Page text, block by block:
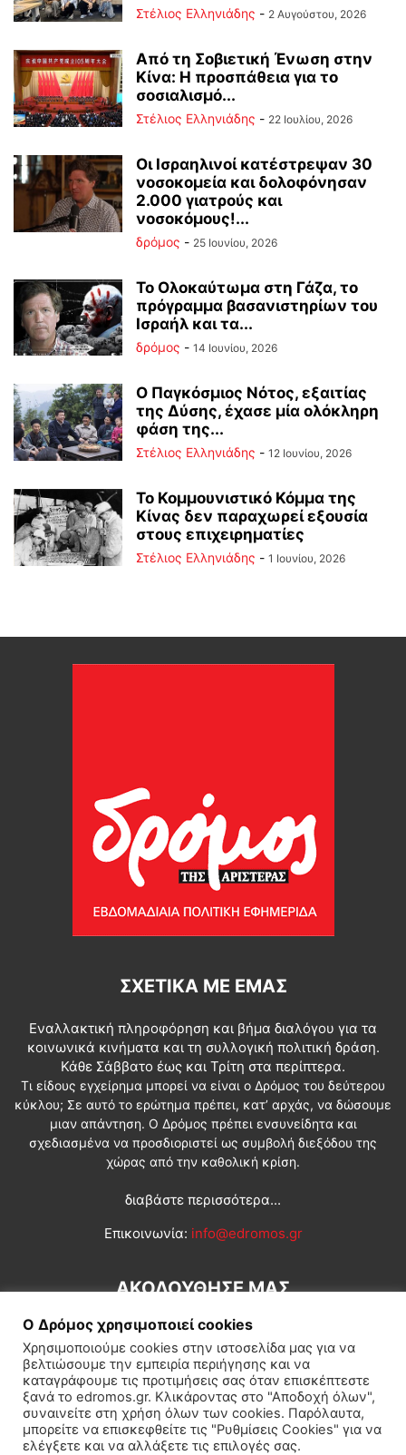
Στέλιος Ελληνιάδης - 2 Αυγούστου, 2026
Από τη Σοβιετική Ένωση στην
Κίνα: Η προσπάθεια για το
σοσιαλισμό...
Στέλιος Ελληνιάδης - 22 Ιουλίου, 2026
Οι Ισραηλινοί κατέστρεψαν 30
νοσοκομεία και δολοφόνησαν
2.000 γιατρούς και
νοσοκόμους!...
δρόμος - 25 Ιουνίου, 2026
Το Ολοκαύτωμα στη Γάζα, το
πρόγραμμα βασανιστηρίων του
Ισραήλ και τα...
δρόμος - 14 Ιουνίου, 2026
Ο Παγκόσμιος Νότος, εξαιτίας
της Δύσης, έχασε μία ολόκληρη
φάση της...
Στέλιος Ελληνιάδης - 12 Ιουνίου, 2026
Το Κομμουνιστικό Κόμμα της
Κίνας δεν παραχωρεί εξουσία
στους επιχειρηματίες
Στέλιος Ελληνιάδης - 1 Ιουνίου, 2026
ΣΧΕΤΙΚΆ ΜΕ ΕΜΆΣ
Εναλλακτική πληροφόρηση και βήμα διαλόγου για τα
κοινωνικά κινήματα και τη συλλογική πολιτική δράση.
Κάθε Σάββατο έως και Τρίτη στα περίπτερα.
Τι είδους εγχείρημα μπορεί να είναι ο Δρόμος του δεύτερου
κύκλου; Σε αυτό το ερώτημα πρέπει, κατ’ αρχάς, να δώσουμε
μιαν απάντηση. Ο Δρόμος πρέπει ενσυνείδητα και
σχεδιασμένα να προσδιοριστεί ως συμβολή διεξόδου της
χώρας από την καθολική κρίση.
διαβάστε περισσότερα...
Επικοινωνία: info@edromos.gr
ΑΚΟΛΟΥΘΗΣΕ ΜΑΣ
Εγγραφή συνδρομητή Πολιτική Διεθνή Κοινωνία
Ο Δρόμος χρησιμοποιεί cookies
Χρησιμοποιούμε cookies στην ιστοσελίδα μας για να
βελτιώσουμε την εμπειρία περιήγησης και να
καταγράφουμε τις προτιμήσεις σας όταν επισκέπτεστε
ξανά το edromos.gr. Κλικάροντας στο "Αποδοχή όλων",
συναινείτε στη χρήση όλων των cookies. Παρόλαυτα,
μπορείτε να επισκεφθείτε τις "Ρυθμίσεις Cookies" για να
ελέγξετε και να αλλάξετε τις επιλογές σας.